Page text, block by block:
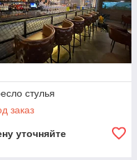
стулья
заказ
уточняйте